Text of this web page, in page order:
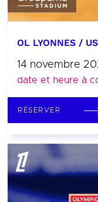
OL LYONNES /
14 novembre
date et heure à
RÉSERVER